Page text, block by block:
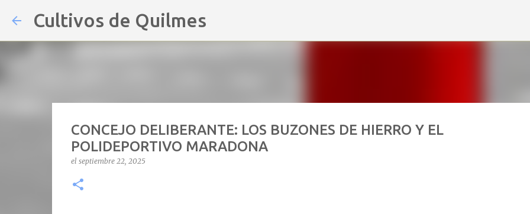
Cultivos de Quilmes
CONCEJO DELIBERANTE: LOS BUZONES DE HIERRO Y EL
POLIDEPORTIVO MARADONA
el septiembre 22, 2025